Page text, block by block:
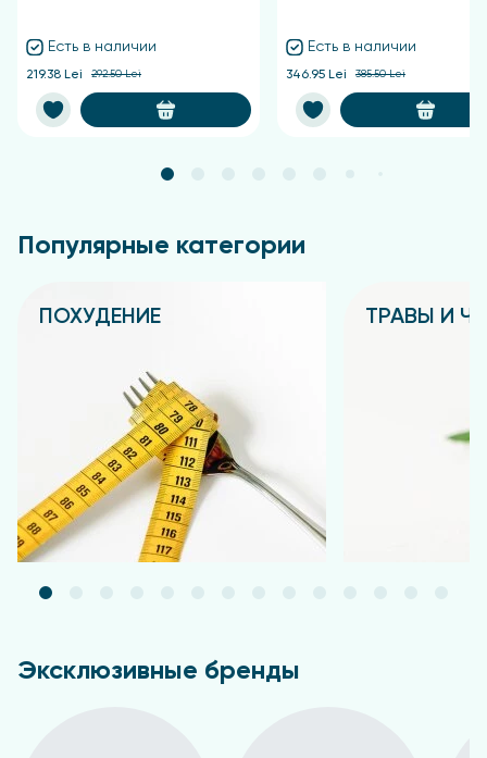
Есть в наличии
219.38 Lei 292.50 Lei
Есть в наличии
346.95 Lei 385.50 Lei
Популярные категории
ПОХУДЕНИЕ ТРАВЫ И
Эксклюзивные бренды